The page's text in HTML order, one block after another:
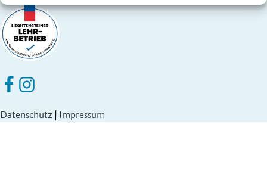
Eschen Nendeln auf Facebook
Eschen Nendeln auf Instagram
Datenschutz | Impressum